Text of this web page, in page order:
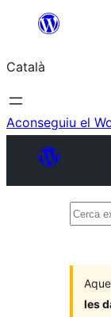
contingut
Català
Aconseguiu el
Cerca
les